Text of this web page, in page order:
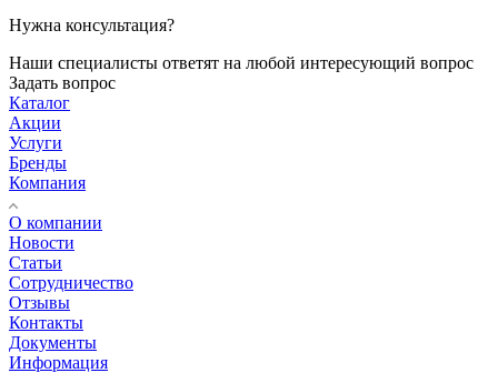
Нужна консультация?
Наши специалисты ответят на любой интересующий вопрос
Задать вопрос
Каталог
Акции
Услуги
Бренды
Компания
О компании
Новости
Статьи
Сотрудничество
Отзывы
Контакты
Документы
Информация